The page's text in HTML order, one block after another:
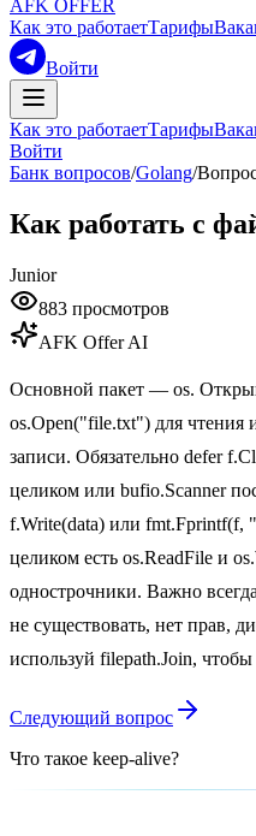
AFK OFFER
Как это работаетТарифы
Войти
Как это работаетТарифы
Войти
Банк вопросов/Golang/
Как работать с
Junior
883 просмотров
AFK Offer AI
Основной пакет — os.
os.Open("file.txt") для чтения
записи. Обязательно defer
целиком или bufio.Scanner
f.Write(data) или fmt.Fprintf(f,
целиком есть os.ReadFile и
однострочники. Важно
не существовать, нет прав,
используй filepath.Join,
Следующий вопрос
Что такое keep-alive?